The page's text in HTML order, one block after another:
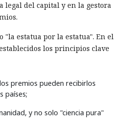
del capital y en la gestora
"la estatua por la estatua". En el
los principios clave
premios pueden recibirlos
países;
y no solo "ciencia pura"